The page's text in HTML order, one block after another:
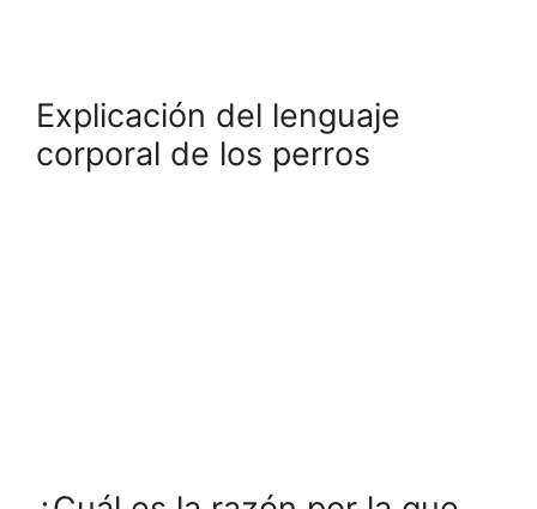
Explicación del lenguaje
corporal de los perros